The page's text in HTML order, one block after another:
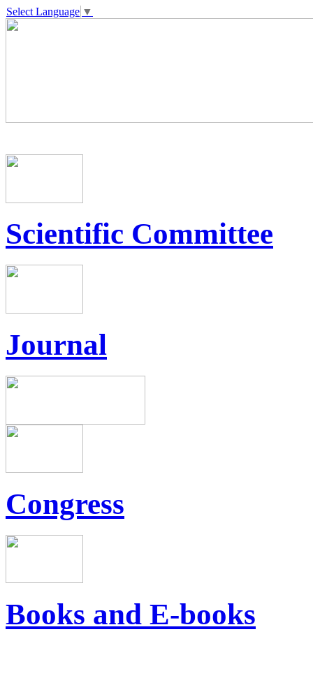
Select Language ▼
Scientific Committee
Journal
Congress
Books and E-books